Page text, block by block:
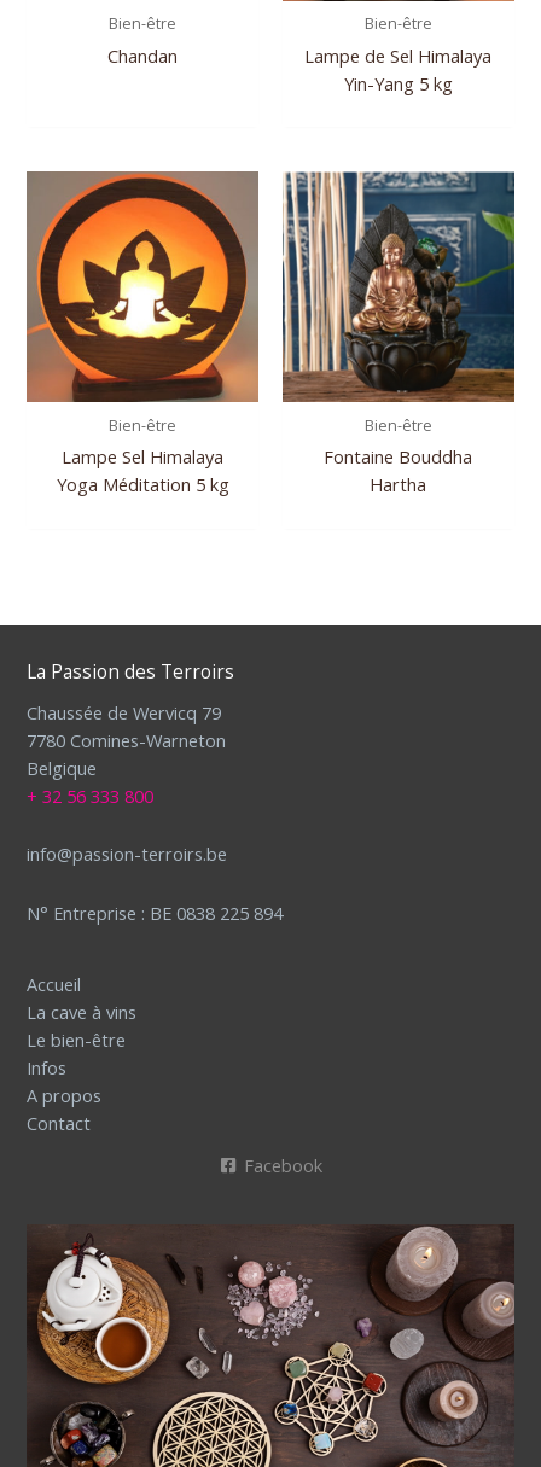
Bien-être
Chandan
Bien-être
Lampe de Sel Himalaya
Yin-Yang 5 kg
Bien-être
Lampe Sel Himalaya
Yoga Méditation 5 kg
Bien-être
Fontaine Bouddha
Hartha
La Passion des Terroirs
Chaussée de Wervicq 79
7780 Comines-Warneton
Belgique
+ 32 56 333 800
info@passion-terroirs.be
N° Entreprise : BE 0838 225 894
Accueil
La cave à vins
Le bien-être
Infos
A propos
Contact
Facebook